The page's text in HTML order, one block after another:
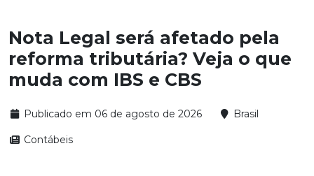
Nota Legal será afetado pela
reforma tributária? Veja o que
muda com IBS e CBS
Publicado em 06 de agosto de 2026 Brasil
Contábeis